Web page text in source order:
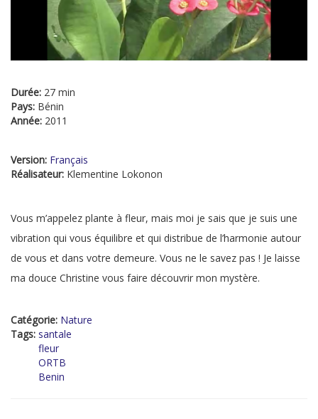
Durée: 27 min
Pays: Bénin
Année: 2011
Version: Français
Réalisateur: Klementine Lokonon
Vous m’appelez plante à fleur, mais moi je sais que je suis une
vibration qui vous équilibre et qui distribue de l’harmonie autour
de vous et dans votre demeure. Vous ne le savez pas ! Je laisse
ma douce Christine vous faire découvrir mon mystère.
Catégorie: Nature
Tags: santale
fleur
ORTB
Benin